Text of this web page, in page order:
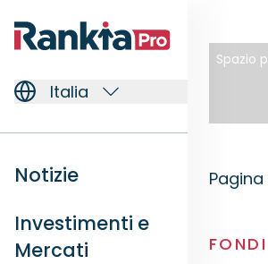
Italia
Notizie
Investimenti e
Mercati
Spazio